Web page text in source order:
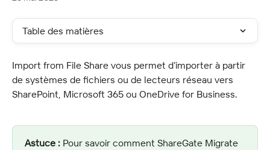
Table des matières
Import from File Share vous permet d’importer à partir
de systèmes de fichiers ou de lecteurs réseau vers
SharePoint, Microsoft 365 ou OneDrive for Business.
Astuce : Pour savoir comment ShareGate Migrate